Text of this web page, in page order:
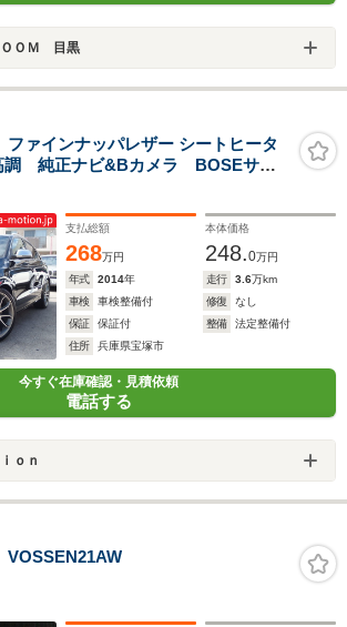
ＯＯＭ 目黒
ァインナッパレザー シートヒータ
調 純正ナビ&Bカメラ BOSEサウ
支払総額
268万円
本体価格
248.0万円
年式
2014年 走行 3.6万km
車検
車検整備付 修復
なし
保証
保証付 整備
法定整備付
住所
兵庫県宝塚市
今すぐ在庫確認・見積依頼
電話する
ｏｎ